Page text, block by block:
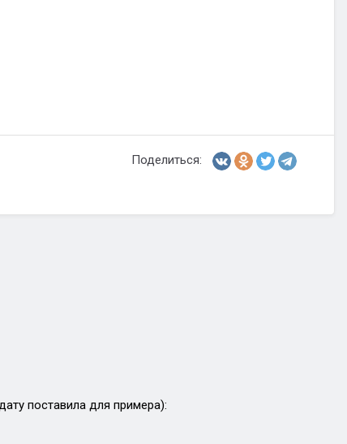
Поделиться:
поставила для примера):